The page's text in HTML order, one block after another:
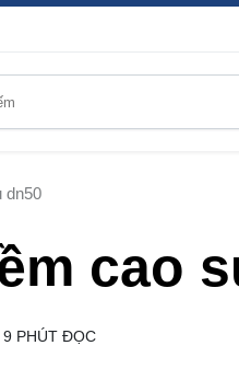
dn50
cao
9 PHÚT ĐỌC